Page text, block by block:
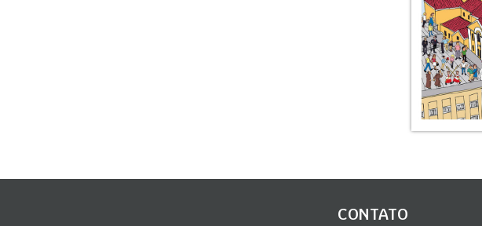
CONTATO